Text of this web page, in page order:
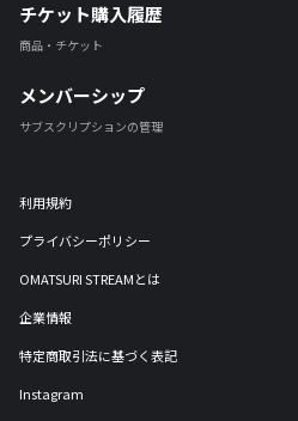
チケット購入履歴
商品・チケット
メンバーシップ
サブスクリプションの管理
利用規約
プライバシーポリシー
OMATSURI STREAMとは
企業情報
特定商取引法に基づく表記
Instagram